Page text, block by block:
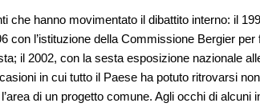
che hanno movimentato il dibattito interno: il
con l’istituzione della Commissione Bergier per
il 2002, con la sesta esposizione nazionale
in cui tutto il Paese ha potuto ritrovarsi
di un progetto comune. Agli occhi di alcuni